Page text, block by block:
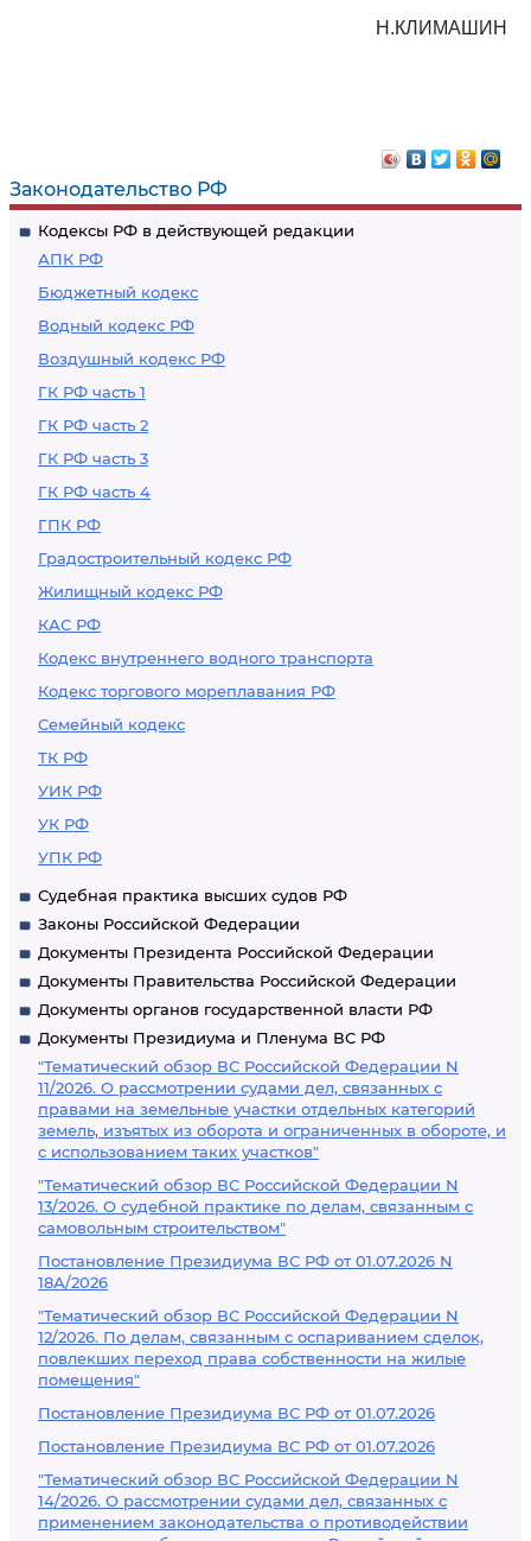
Законодательство РФ
Кодексы РФ в действующей редакции
АПК РФ
Бюджетный кодекс
Водный кодекс РФ
Воздушный кодекс РФ
ГК РФ часть 1
ГК РФ часть 2
ГК РФ часть 3
ГК РФ часть 4
ГПК РФ
Градостроительный кодекс РФ
Жилищный кодекс РФ
КАС РФ
Кодекс внутреннего водного транспорта
Кодекс торгового мореплавания РФ
Семейный кодекс
ТК РФ
УИК РФ
УК РФ
УПК РФ
Судебная практика высших судов РФ
Законы Российской Федерации
Документы Президента Российской Федерации
Документы Правительства Российской Федерации
Документы органов государственной власти РФ
Документы Президиума и Пленума ВС РФ
"Тематический обзор ВС Российской Федерации N
11/2026. О рассмотрении судами дел, связанных с
правами на земельные участки отдельных категорий
земель, изъятых из оборота и ограниченных в обороте, и
с использованием таких участков"
"Тематический обзор ВС Российской Федерации N
13/2026. О судебной практике по делам, связанным с
самовольным строительством"
Постановление Президиума ВС РФ от 01.07.2026 N
18А/2026
"Тематический обзор ВС Российской Федерации N
12/2026. По делам, связанным с оспариванием сделок,
повлекших переход права собственности на жилые
помещения"
Постановление Президиума ВС РФ от 01.07.2026
Постановление Президиума ВС РФ от 01.07.2026
"Тематический обзор ВС Российской Федерации N
14/2026. О рассмотрении судами дел, связанных с
применением законодательства о противодействии
Н.КЛИМАШИН